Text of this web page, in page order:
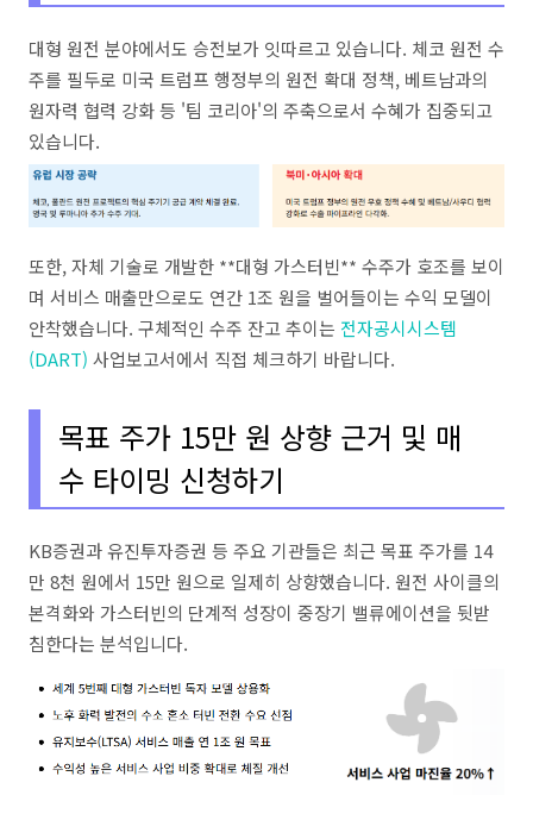
대형 원전 분야에서도 승전보가 잇따르고 있습니다. 체코 원전 수
주를 필두로 미국 트럼프 행정부의 원전 확대 정책, 베트남과의
원자력 협력 강화 등 '팀 코리아'의 주축으로서 수혜가 집중되고
있습니다.
또한, 자체 기술로 개발한 **대형 가스터빈** 수주가 호조를 보이
며 서비스 매출만으로도 연간 1조 원을 벌어들이는 수익 모델이
안착했습니다. 구체적인 수주 잔고 추이는 전자공시시스템
(DART) 사업보고서에서 직접 체크하기 바랍니다.
목표 주가 15만 원 상향 근거 및 매
수 타이밍 신청하기
KB증권과 유진투자증권 등 주요 기관들은 최근 목표 주가를 14
만 8천 원에서 15만 원으로 일제히 상향했습니다. 원전 사이클의
본격화와 가스터빈의 단계적 성장이 중장기 밸류에이션을 뒷받
침한다는 분석입니다.